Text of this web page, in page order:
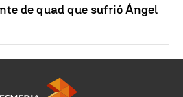
de quad que sufrió Ángel